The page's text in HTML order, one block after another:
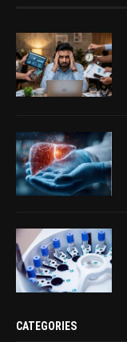
CATEGORIES